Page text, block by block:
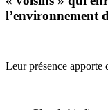
l’environnement
Leur présence apporte